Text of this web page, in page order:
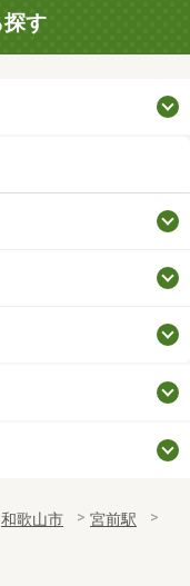
す
和歌山市
宮前駅